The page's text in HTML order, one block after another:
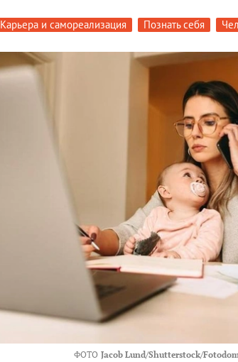
Карьера и самореализация Познать себя
ФОТО Jacob Lund/Shutterstock/